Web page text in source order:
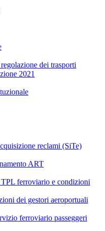
dei trasporti
2021
reclami (SiTe)
ART
ferroviario e condizioni
dei gestori aeroportuali
ferroviario passeggeri